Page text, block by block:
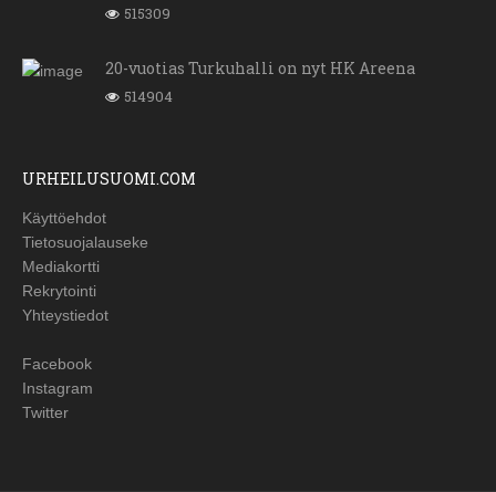
515309
20-vuotias Turkuhalli on nyt HK Areena
514904
URHEILUSUOMI.COM
Käyttöehdot
Tietosuojalauseke
Mediakortti
Rekrytointi
Yhteystiedot
Facebook
Instagram
Twitter